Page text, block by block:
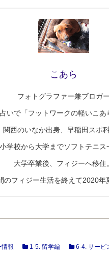
こあら
フォトグラファー兼ブロガー
いで「フットワークの軽いこあ
関西のいなか出身、早稲田スポ科
小学校から大学までソフトテニス
大学卒業後、フィジーへ移住。
のフィジー生活を終えて2020年
情報 1-5. 留学編 6-4. サービ